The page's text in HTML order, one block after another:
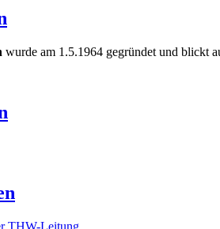
wurde am 1.5.1964 gegründet und blickt